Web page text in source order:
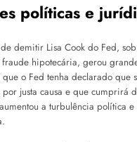
políticas e
demitir Lisa Cook do Fed, sob
hipotecária, gerou
o Fed tenha declarado que
justa causa e que cumprirá
a turbulência política e